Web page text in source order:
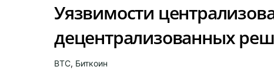
Уязвимости
децентрализованных
BTC, Биткоин